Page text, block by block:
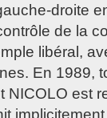
droite
de la
libéral,
En 1989,
NICOLO est